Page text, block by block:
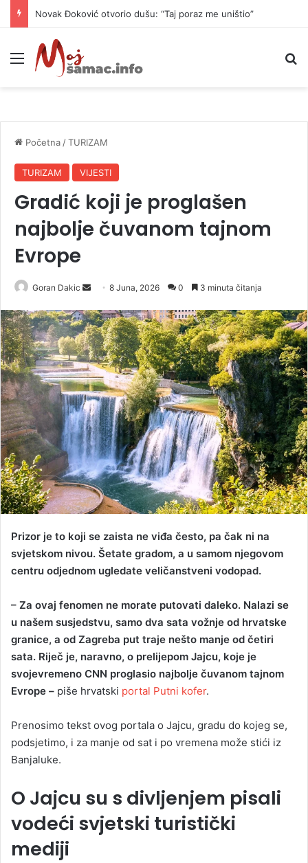
Meni
Početna /TURIZAM
TURIZAM VIJESTI
Gradić koji je proglašen
najbolje čuvanom tajnom
Evrope
Goran Dakic
n
d
a
n
e
m
a
i
l
8 Juna, 2026 0 3 minuta čitanja
Prizor je to koji se zaista ne viđa često, pa čak ni na
svjetskom nivou. Šetate gradom, a u samom njegovom
centru odjednom ugledate veličanstveni vodopad.
– Za ovaj fenomen ne morate putovati daleko. Nalazi se
u našem susjedstvu, samo dva sata vožnje od hrvatske
granice, a od Zagreba put traje nešto manje od četiri
sata. Riječ je, naravno, o prelijepom Jajcu, koje je
svojevremeno CNN proglasio najbolje čuvanom tajnom
Evrope – piše hrvatski portal Putni kofer.
Prenosimo tekst ovog portala o Jajcu, gradu do kojeg se,
podsjetimo, i za manje od sat i po vremena može stići iz
Banjaluke.
O Jajcu su s divljenjem pisali
vodeći svjetski turistički
mediji